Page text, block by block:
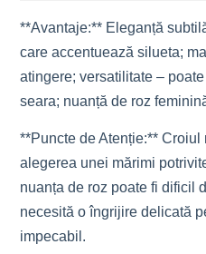
**Avantaje:** Eleganță
care accentuează silueta;
atingere; versatilitate –
seara; nuanță de roz
**Puncte de Atenție:** Croiul
alegerea unei mărimi
nuanța de roz poate fi dificil
necesită o îngrijire delicată
impecabil.